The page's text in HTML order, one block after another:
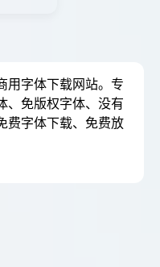
字体下载网站。专
、免版权字体、没有
费字体下载、免费放